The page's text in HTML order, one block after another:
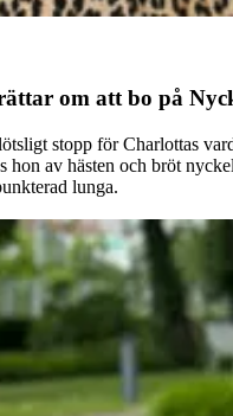
om att bo på
stopp för Charlottas
hon av hästen och bröt
lunga.